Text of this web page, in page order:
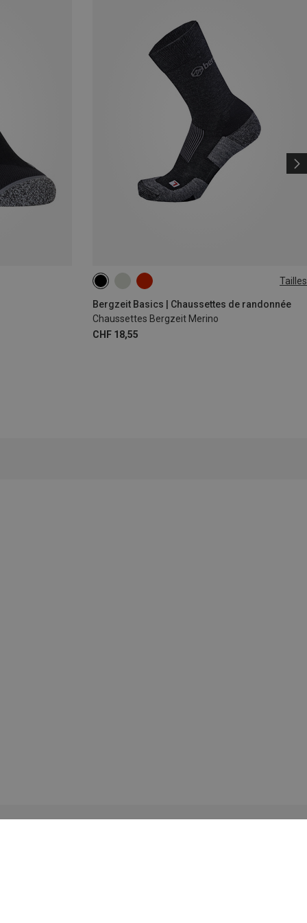
Tailles
Bergzeit Basics | Chaussettes de randonnée
Chaussettes Bergzeit Merino
CHF 18,55
36|37|38 39|40|41 45|46|47